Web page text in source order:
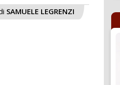
SAMUELE LEGRENZI